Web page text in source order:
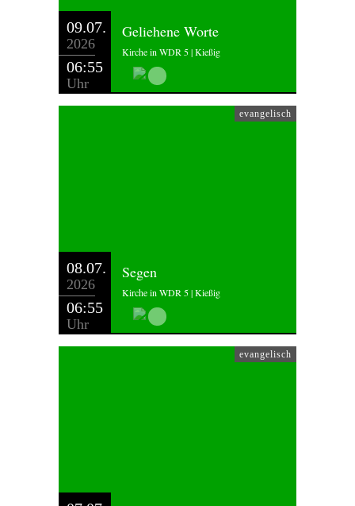
09.07.
2026
06:55
Uhr
Geliehene Worte
Kirche in WDR 5 | Kießig
evangelisch
08.07.
2026
06:55
Uhr
Segen
Kirche in WDR 5 | Kießig
evangelisch